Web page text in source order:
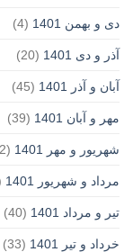
دی و بهمن 1401 (4)
آذر و دی 1401 (20)
آبان و آذر 1401 (45)
مهر و آبان 1401 (39)
شهریور و مهر 1401 (2)
مرداد و شهریور 1401
تیر و مرداد 1401 (40)
خرداد و تیر 1401 (33)